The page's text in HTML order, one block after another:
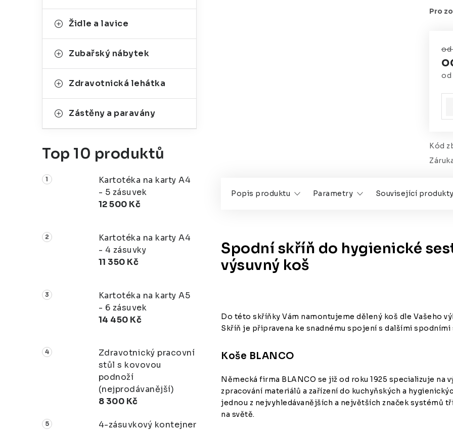
Židle a lavice
Zubařský nábytek
Zdravotnická lehátka
Zástěny a paravány
Top 10 produktů
Kartotéka na karty A4
- 5 zásuvek
12 500 Kč
Kartotéka na karty A4
- 4 zásuvky
11 350 Kč
Kartotéka na karty A5
- 6 zásuvek
14 450 Kč
Zdravotnický pracovní
stůl s kovovou
podnoží
(nejprodávanější)
8 300 Kč
4-zásuvkový kontejner
od
od
Kód
Popis produktu Parametry Související produkty
Spodní skříň do hygienické
výsuvný koš
Do této skříňky Vám namontujeme dělený koš dle Vašeho
Skříň je připravena ke snadnému spojení s dalšími spodními
Koše BLANCO
Německá firma BLANCO se již od roku 1925 specializuje na
zpracování materiálů a zařízení do kuchyňských a
jednou z nejvyhledávanějších a největších značek systémů
na světě.